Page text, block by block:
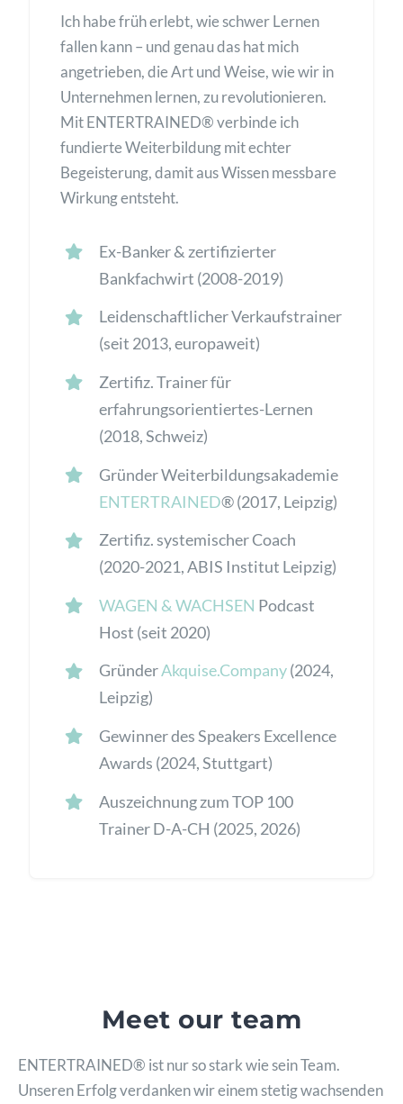
Ich habe früh erlebt, wie schwer Lernen
fallen kann – und genau das hat mich
angetrieben, die Art und Weise, wie wir in
Unternehmen lernen, zu revolutionieren.
Mit ENTERTRAINED® verbinde ich
fundierte Weiterbildung mit echter
Begeisterung, damit aus Wissen messbare
Wirkung entsteht.
Ex-Banker & zertifizierter
Bankfachwirt (2008-2019)
Leidenschaftlicher Verkaufstrainer
(seit 2013, europaweit)
Zertifiz. Trainer für
erfahrungsorientiertes-Lernen
(2018, Schweiz)
Gründer Weiterbildungsakademie
ENTERTRAINED® (2017, Leipzig)
Zertifiz. systemischer Coach
(2020-2021, ABIS Institut Leipzig)
WAGEN & WACHSEN Podcast
Host (seit 2020)
GründerAkquise.Company(2024,
Leipzig)
Gewinner desSpeakers Excellence
Awards (2024, Stuttgart)
Auszeichnung zum TOP 100
Trainer D-A-CH (2025, 2026)
Meet our team
ENTERTRAINED® ist nur so stark wie sein Team.
Unseren Erfolg verdanken wir einem stetig wachsenden